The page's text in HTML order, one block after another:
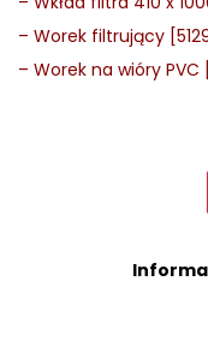
– Worek filtrujący
– Worek na wióry PVC [